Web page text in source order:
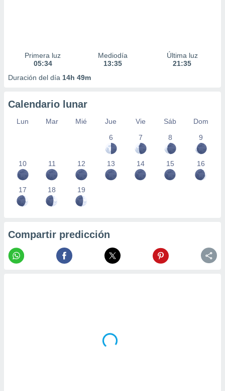
Primera luz
05:34
Mediodía
13:35
Última luz
21:35
Duración del día 14h 49m
Calendario lunar
Lun Mar Mié Jue Vie Sáb
Dom
6
7 8 9
10 11 12 13 14 15 16
17 18 19
Compartir predicción